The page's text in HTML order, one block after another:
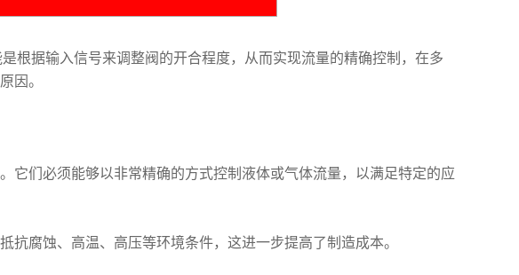
根据输入信号来调整阀的开合程度，从而实现流量的精确控制，在多
因。
它们必须能够以非常精确的方式控制液体或气体流量，以满足特定的应
腐蚀、高温、高压等环境条件，这进一步提高了制造成本。